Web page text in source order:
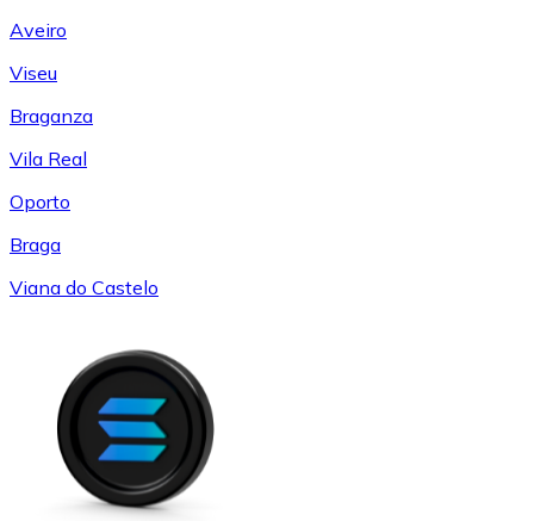
Aveiro
Viseu
Braganza
Vila Real
Oporto
Braga
Viana do Castelo